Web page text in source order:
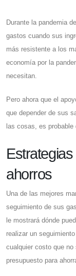
Durante la pandemia
gastos cuando sus
más resistente a los
economía por la
necesitan.
Pero ahora que el
que depender de sus
las cosas, es probable
ahorros
Una de las mejores
seguimiento de sus
le mostrará dónde
realizar un
cualquier costo que
presupuesto para